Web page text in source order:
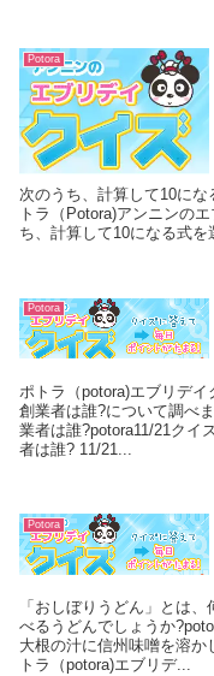
Potora
次のうち、計算して10に
トラ（Potora)アンニンの
ち、計算して10になる式を
Potora
ポトラ（potora)エブリデ
創業者は誰?について調べ
業者は誰?potora11/21クイ
者は誰? 11/21...
Potora
「おしぼりうどん」とは
べるうどんでしょうか
大根の汁に信州味噌を溶
トラ（potora)エブリデ...